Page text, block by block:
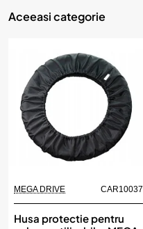
Aceeasi categorie
MEGA DRIVE CAR10037
Husa protectie pentru